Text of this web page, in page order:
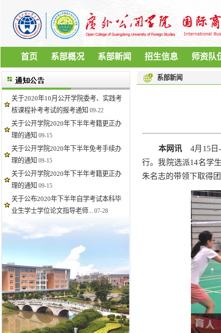
首页 系部概况 系部新闻 招生信息 师资队
关于2020年10月公开学院委考、实践考
核课程补考考试的报考通知 09-22
关于公开学院2020年下半年考籍更正办
理的通知 09-15
关于公开学院2020年下半年免考手续办
理的通知 09-15
关于公开学院2020年下半年考籍更正办
理的通知 09-15
关于公布2020年下半年自学考试本科毕
业生学士学位论文指导老师... 07-28
系部新闻
本网讯 4月15日-
行。我院选派14名学
朱名志的带领下取得